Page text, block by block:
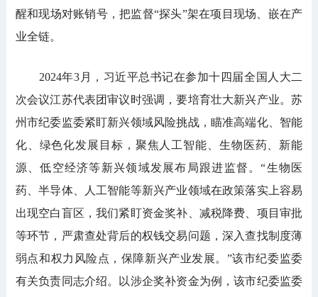
醒和现场对账销号，把监督“探头”架在项目现场、嵌在产
业全链。
2024年3月，习近平总书记在参加十四届全国人大二
次会议江苏代表团审议时强调，要培育壮大新兴产业。苏
州市纪委监委紧盯新兴领域风险挑战，瞄准高端化、智能
化、绿色化发展目标，聚焦人工智能、生物医药、新能
源、低空经济等新兴领域发展布局跟进监督。“生物医
药、半导体、人工智能等新兴产业领域在政策落实上容易
出现空白盲区，我们紧盯资金奖补、减税降费、项目审批
等环节，严肃查处背后的权钱交易问题，深入查找制度薄
弱点和权力风险点，保障新兴产业发展。”该市纪委监委
有关负责同志介绍。以涉企奖补资金为例，该市纪委监委